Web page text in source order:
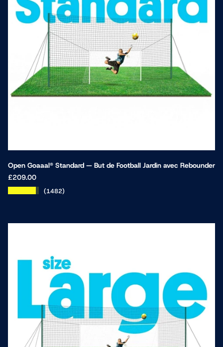
Open Goaaal® Standard — But de Football Jardin avec Rebounder
£209.00
(1482)